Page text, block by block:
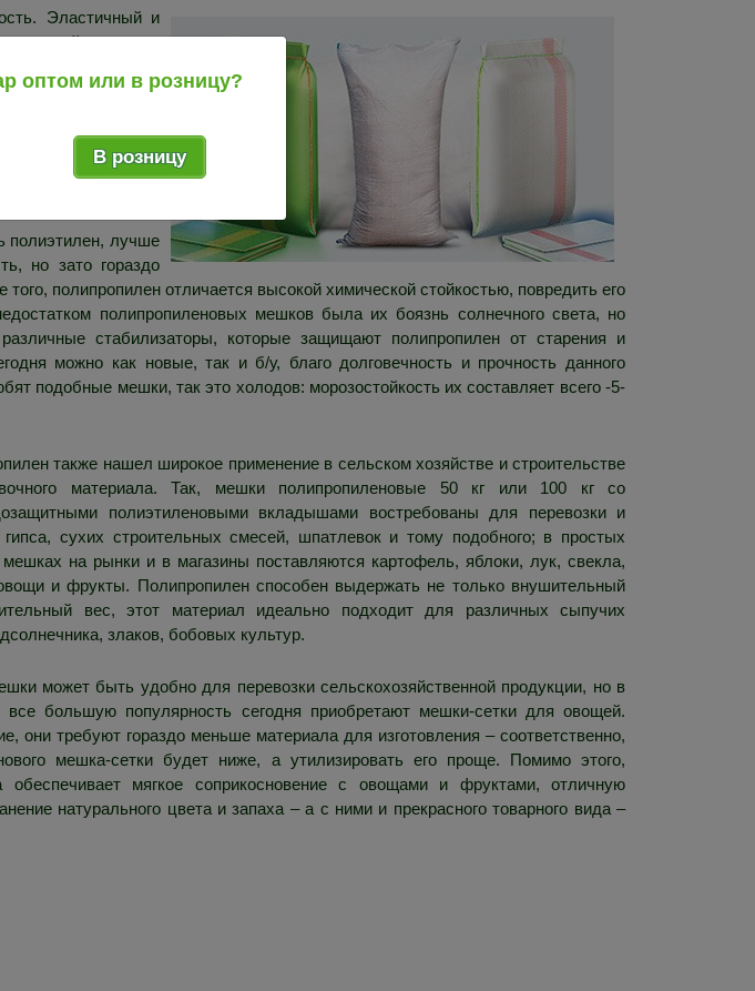
Эластичный и
и ударов.
на
Большая часть
Цена мусорных
лишь до 4 кг –
можно
полиэтилен, лучше
но зато гораздо
полипропилен отличается высокой химической стойкостью, повредить его
полипропиленовых мешков была их боязнь солнечного света, но
стабилизаторы, которые защищают полипропилен от старения и
можно как новые, так и б/у, благо долговечность и прочность данного
подобные мешки, так это холодов: морозостойкость их составляет всего -5-
также нашел широкое применение в сельском хозяйстве и строительстве
материала. Так, мешки полипропиленовые 50 кг или 100 кг со
полиэтиленовыми вкладышами востребованы для перевозки и
сухих строительных смесей, шпатлевок и тому подобного; в простых
на рынки и в магазины поставляются картофель, яблоки, лук, свекла,
и фрукты. Полипропилен способен выдержать не только внушительный
вес, этот материал идеально подходит для различных сыпучих
злаков, бобовых культур.
может быть удобно для перевозки сельскохозяйственной продукции, но в
все большую популярность сегодня приобретают мешки-сетки для овощей.
они требуют гораздо меньше материала для изготовления – соответственно,
мешка-сетки будет ниже, а утилизировать его проще. Помимо этого,
обеспечивает мягкое соприкосновение с овощами и фруктами, отличную
натурального цвета и запаха – а с ними и прекрасного товарного вида –
оптом или в розницу?
В розницу